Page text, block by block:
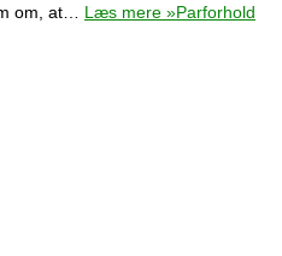
om, at… Læs mere »Parforhold